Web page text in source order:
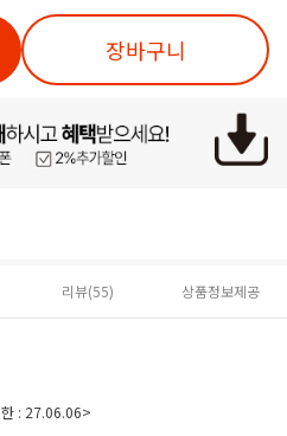
장바구니
리뷰(55) 상품정보제공
: 27.06.06>